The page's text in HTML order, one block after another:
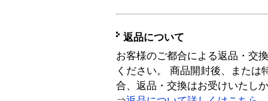
返品について
お客様のご都合による返品・交
ください。 商品開封後、または
合、返品・交換はお受けいたし